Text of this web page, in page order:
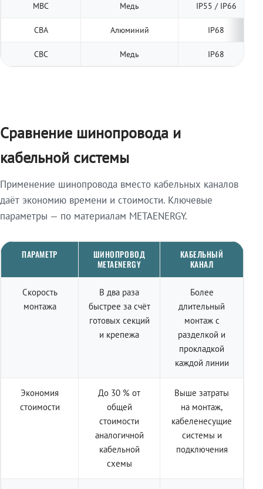
МВС Медь IP55 / IP66
СВА Алюминий IP68
СВС Медь IP68
Сравнение шинопровода и
кабельной системы
Применение шинопровода вместо кабельных каналов
даёт экономию времени и стоимости. Ключевые
параметры — по материалам METAENERGY.
ПАРАМЕТР
ШИНОПРОВОД
METAENERGY
КАБЕЛЬНЫЙ
КАНАЛ
Скорость
монтажа
В два раза
быстрее за счёт
готовых секций
и крепежа
Более
длительный
монтаж с
разделкой и
прокладкой
каждой линии
Экономия
стоимости
До 30 % от
общей
стоимости
аналогичной
кабельной
схемы
Выше затраты
на монтаж,
кабеленесущие
системы и
подключения